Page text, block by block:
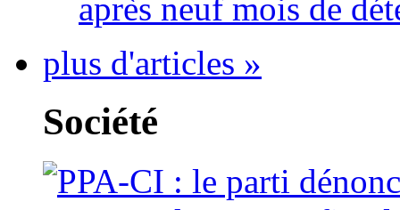
après neuf mois de
plus d'articles »
Société